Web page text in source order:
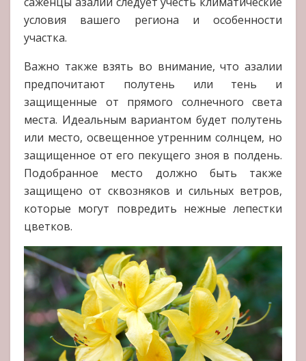
условия вашего региона и особенности
участка.
Важно также взять во внимание, что азалии
предпочитают полутень или тень и
защищенные от прямого солнечного света
места. Идеальным вариантом будет полутень
или место, освещенное утренним солнцем, но
защищенное от его пекущего зноя в полдень.
Подобранное место должно быть также
защищено от сквозняков и сильных ветров,
которые могут повредить нежные лепестки
цветков.